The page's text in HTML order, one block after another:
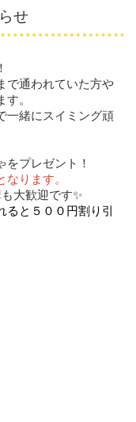
せ
で通われていた方や
。
一緒にスイミング頑
をプレゼント！
ります。
大歓迎です✨
ると５００円割 り引